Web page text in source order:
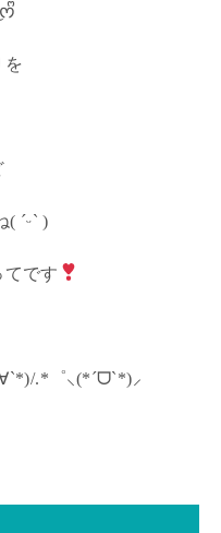
を
ˊᵕˋ )
です
.*゜⸜(*ˊᗜˋ*)⸝